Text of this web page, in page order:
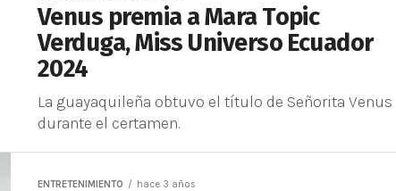
Venus premia a Mara Topic
Verduga, Miss Universo Ecuador
2024
La guayaquileña obtuvo el título de Señorita Venus
durante el certamen.
ENTRETENIMIENTO hace 3 años